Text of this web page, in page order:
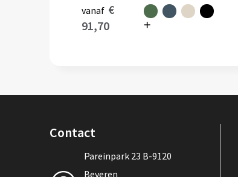
vanaf €
91,70
Contact
Pareinpark 23 B-9120
Beveren